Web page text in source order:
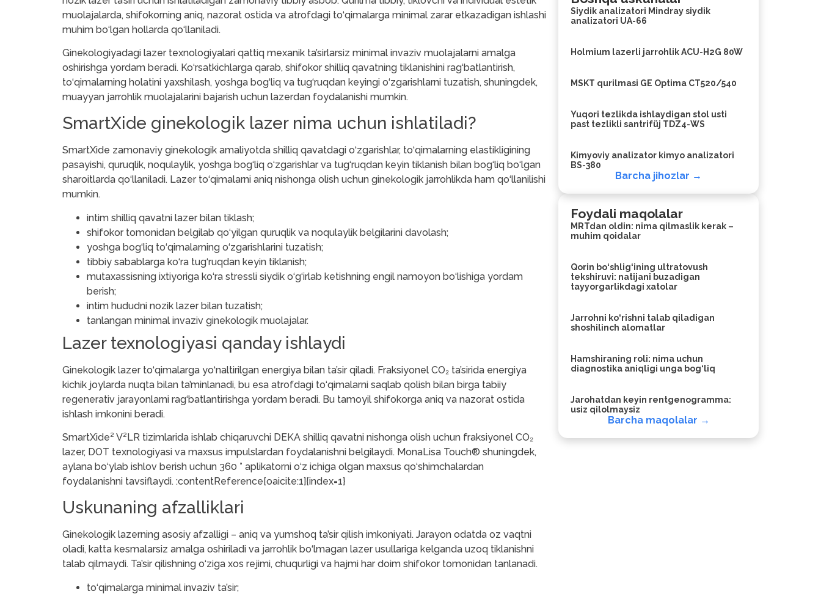
muolajalarda, shifokorning aniq, nazorat ostida va atrofdagi to‘qimalarga minimal zarar etkazadigan ishlashi
muhim bo‘lgan hollarda qo‘llaniladi.
Ginekologiyadagi lazer texnologiyalari qattiq mexanik ta’sirlarsiz minimal invaziv muolajalarni amalga
oshirishga yordam beradi. Ko‘rsatkichlarga qarab, shifokor shilliq qavatning tiklanishini rag‘batlantirish,
to‘qimalarning holatini yaxshilash, yoshga bog‘liq va tug‘ruqdan keyingi o‘zgarishlarni tuzatish, shuningdek,
muayyan jarrohlik muolajalarini bajarish uchun lazerdan foydalanishi mumkin.
SmartXide ginekologik lazer nima uchun ishlatiladi?
SmartXide zamonaviy ginekologik amaliyotda shilliq qavatdagi o‘zgarishlar, to‘qimalarning elastikligining
pasayishi, quruqlik, noqulaylik, yoshga bog‘liq o‘zgarishlar va tug‘ruqdan keyin tiklanish bilan bog‘liq bo‘lgan
sharoitlarda qo‘llaniladi. Lazer to‘qimalarni aniq nishonga olish uchun ginekologik jarrohlikda ham qo‘llanilishi
mumkin.
intim shilliq qavatni lazer bilan tiklash;
shifokor tomonidan belgilab qo‘yilgan quruqlik va noqulaylik belgilarini davolash;
yoshga bog‘liq to‘qimalarning o‘zgarishlarini tuzatish;
tibbiy sabablarga ko‘ra tug‘ruqdan keyin tiklanish;
mutaxassisning ixtiyoriga ko‘ra stressli siydik o‘g‘irlab ketishning engil namoyon bo‘lishiga yordam
berish;
intim hududni nozik lazer bilan tuzatish;
tanlangan minimal invaziv ginekologik muolajalar.
Lazer texnologiyasi qanday ishlaydi
Ginekologik lazer to‘qimalarga yo‘naltirilgan energiya bilan ta’sir qiladi. Fraksiyonel CO₂ ta’sirida energiya
kichik joylarda nuqta bilan ta’minlanadi, bu esa atrofdagi to‘qimalarni saqlab qolish bilan birga tabiiy
regenerativ jarayonlarni rag‘batlantirishga yordam beradi. Bu tamoyil shifokorga aniq va nazorat ostida
ishlash imkonini beradi.
SmartXide² V²LR tizimlarida ishlab chiqaruvchi DEKA shilliq qavatni nishonga olish uchun fraksiyonel CO₂
lazer, DOT texnologiyasi va maxsus impulslardan foydalanishni belgilaydi. MonaLisa Touch® shuningdek,
aylana bo‘ylab ishlov berish uchun 360 ° aplikatorni o‘z ichiga olgan maxsus qo‘shimchalardan
foydalanishni tavsiflaydi. :contentReference[oaicite:1]{index=1}
Uskunaning afzalliklari
Ginekologik lazerning asosiy afzalligi – aniq va yumshoq ta’sir qilish imkoniyati. Jarayon odatda oz vaqtni
oladi, katta kesmalarsiz amalga oshiriladi va jarrohlik bo‘lmagan lazer usullariga kelganda uzoq tiklanishni
talab qilmaydi. Ta’sir qilishning o‘ziga xos rejimi, chuqurligi va hajmi har doim shifokor tomonidan tanlanadi.
to‘qimalarga minimal invaziv ta’sir;
Siydik analizatori Mindray siydik
analizatori UA-66
Holmium lazerli jarrohlik ACU-H2G 80W
MSKT qurilmasi GE Optima CT520/540
Yuqori tezlikda ishlaydigan stol usti
past tezlikli santrifüj TDZ4-WS
Kimyoviy analizator kimyo analizatori
BS-380
Barcha jihozlar →
Foydali maqolalar
MRTdan oldin: nima qilmaslik kerak –
muhim qoidalar
Qorin bo‘shlig‘ining ultratovush
tekshiruvi: natijani buzadigan
tayyorgarlikdagi xatolar
Jarrohni ko‘rishni talab qiladigan
shoshilinch alomatlar
Hamshiraning roli: nima uchun
diagnostika aniqligi unga bog‘liq
Jarohatdan keyin rentgenogramma:
usiz qilolmaysiz
Barcha maqolalar →